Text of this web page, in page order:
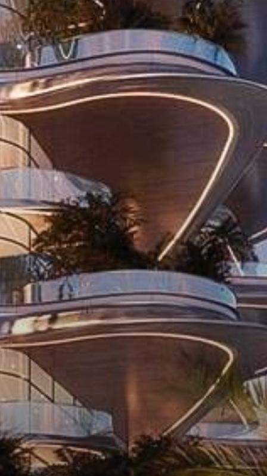
Cumpărați
Închiriați
Vânzare
Off-Plan
Agenți
About Us